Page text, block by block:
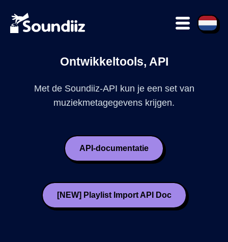
Ontwikkeltools, API
Met de Soundiiz-API kun je een set van
muziekmetagegevens krijgen.
API-documentatie
[NEW] Playlist Import API Doc